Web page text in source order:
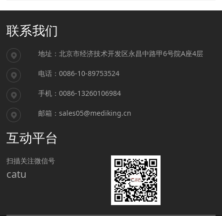
联系我们
地址：北京市经济技术开发区永昌中路甲6号院A座4层
电话：0086-10-89753524
手机：0086-13260106984
邮箱：sales05@mediking.cn
互动平台
扫描关注微信号
catu